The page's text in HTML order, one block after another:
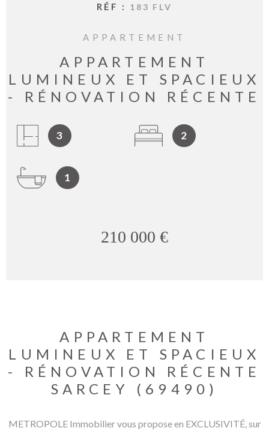
RÉF : 183 FLV
APPARTEMENT
APPARTEMENT
LUMINEUX ET SPACIEUX
- RÉNOVATION RÉCENTE
3 2
1
210 000 €
APPARTEMENT
LUMINEUX ET SPACIEUX
- RÉNOVATION RÉCENTE
SARCEY (69490)
METROPOLE Immobilier vous propose en EXCLUSIVITÉ, sur